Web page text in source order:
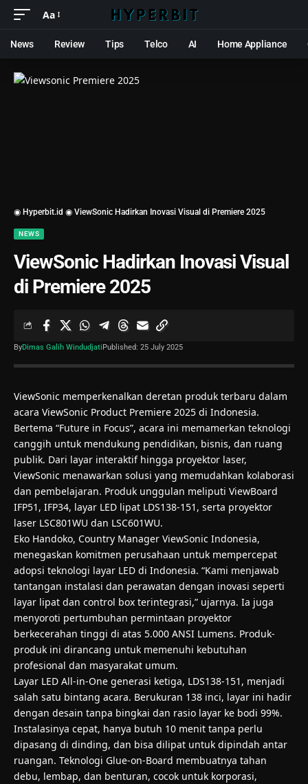
Aa
News Review Tips Telco AI Home Appliance
◉ Hyperbit.id ◉ ViewSonic Hadirkan Inovasi Visual di Premiere 2025
NEWS
ViewSonic Hadirkan Inovasi Visual
di Premiere 2025
ByDimas Galih WindudjatiPublished: 25 July 2025
ViewSonic memperkenalkan deretan produk terbaru dalam
acara ViewSonic Product Premiere 2025 di Indonesia.
Bertema “Future in Focus”, acara ini memamerkan teknologi
canggih untuk mendukung pendidikan, bisnis, dan ruang
publik. Dari layar interaktif hingga proyektor laser,
ViewSonic menawarkan solusi yang memudahkan kolaborasi
dan pembelajaran. Produk unggulan meliputi ViewBoard
IFP51, IFP34, layar LED lipat LDS138-151, serta proyektor
laser LSC801WU dan LSC601WU.
Eko Handoko, Country Manager ViewSonic Indonesia,
menegaskan komitmen perusahaan untuk mempercepat
adopsi teknologi layar LED di Indonesia. “Kami menjawab
tantangan instalasi dan perawatan dengan inovasi seperti
layar lipat dan control box terintegrasi,” ujarnya. Ia juga
menyoroti pertumbuhan permintaan proyektor
berkecerahan tinggi di atas 5.000 ANSI Lumens. Produk-
produk ini dirancang untuk memenuhi kebutuhan
profesional dan masyarakat umum.
Layar LED All-in-One generasi ketiga, LDS138-151, menjadi
salah satu bintang acara. Berukuran 138 inci, layar ini hadir
dengan desain tanpa bingkai dan rasio layar ke bodi 99%.
Instalasinya cepat, hanya butuh 10 menit tanpa perlu
dipasang di dinding, dan bisa dilipat untuk dipindah antar
ruangan. Teknologi Glue-on-Board membuatnya tahan
debu, lembap, dan benturan, cocok untuk korporasi,